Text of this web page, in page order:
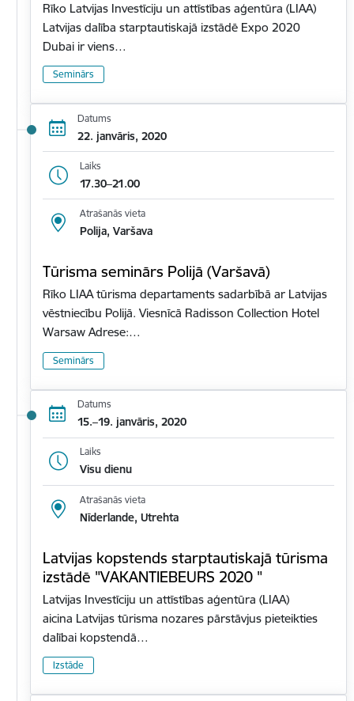
Rīko Latvijas Investīciju un attīstības aģentūra (LIAA)
Latvijas dalība starptautiskajā izstādē Expo 2020
Dubai ir viens…
Seminārs
Datums
22. janvāris, 2020
Laiks
17.30–21.00
Atrašanās vieta
Polija, Varšava
Tūrisma seminārs Polijā (Varšavā)
Rīko LIAA tūrisma departaments sadarbībā ar Latvijas
vēstniecību Polijā. Viesnīcā Radisson Collection Hotel
Warsaw Adrese:…
Seminārs
Datums
15.–19. janvāris, 2020
Laiks
Visu dienu
Atrašanās vieta
Nīderlande, Utrehta
Latvijas kopstends starptautiskajā tūrisma
izstādē "VAKANTIEBEURS 2020 "
Latvijas Investīciju un attīstības aģentūra (LIAA)
aicina Latvijas tūrisma nozares pārstāvjus pieteikties
dalībai kopstendā…
Izstāde